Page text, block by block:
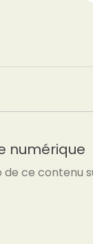
numérique
de ce